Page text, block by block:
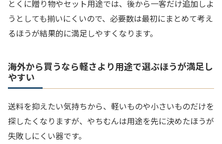
とくに贈り物やセット用途では、後から一客だけ追加しよ
うとしても揃いにくいので、必要数は最初にまとめて考え
るほうが結果的に満足しやすくなります。
海外から買うなら軽さより用途で選ぶほうが満足し
やすい
送料を抑えたい気持ちから、軽いものや小さいものだけを
探したくなりますが、やちむんは用途を先に決めたほうが
失敗しにくい器です。